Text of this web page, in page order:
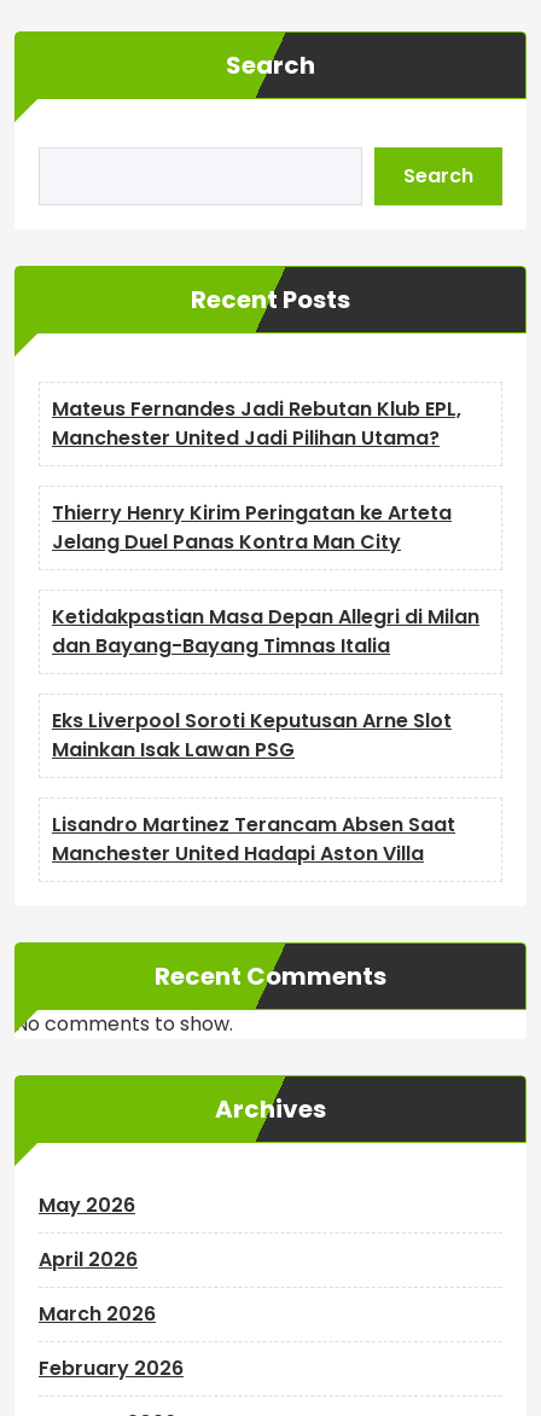
Search
Search
Recent Posts
Mateus Fernandes Jadi Rebutan Klub EPL,
Manchester United Jadi Pilihan Utama?
Thierry Henry Kirim Peringatan ke Arteta
Jelang Duel Panas Kontra Man City
Ketidakpastian Masa Depan Allegri di Milan
dan Bayang-Bayang Timnas Italia
Eks Liverpool Soroti Keputusan Arne Slot
Mainkan Isak Lawan PSG
Lisandro Martinez Terancam Absen Saat
Manchester United Hadapi Aston Villa
Recent Comments
No comments to show.
Archives
May 2026
April 2026
March 2026
February 2026